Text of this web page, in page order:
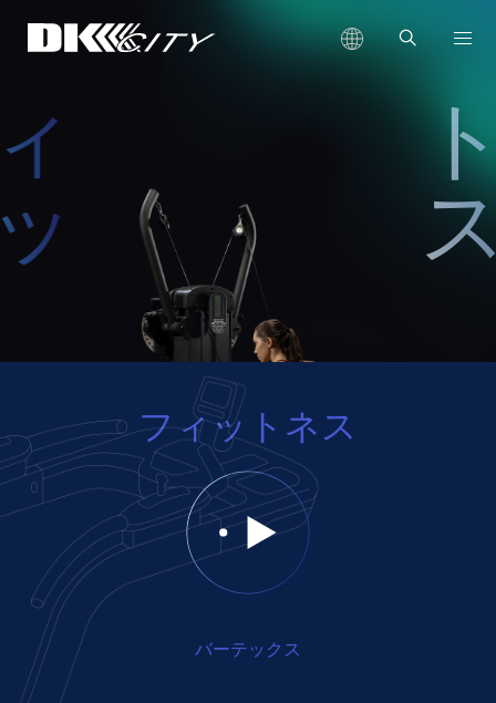
フィットネス
バーテックス